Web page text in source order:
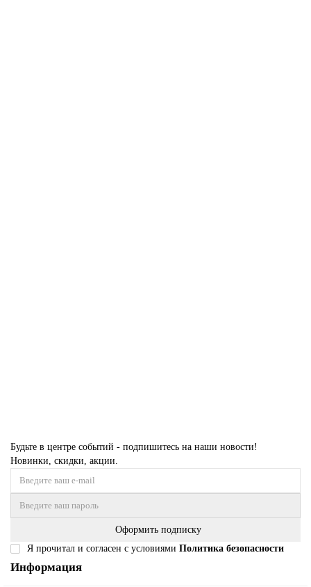
Будьте в центре событий - подпишитесь на наши новости!
Новинки, скидки, акции.
Оформить подписку
Я прочитал и согласен с условиями Политика безопасности
Информация